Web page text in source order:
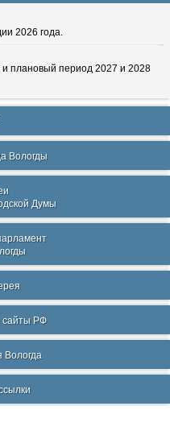
2026 года.
и плановый период 2027 и 2028
Вологды
Думы
РФ